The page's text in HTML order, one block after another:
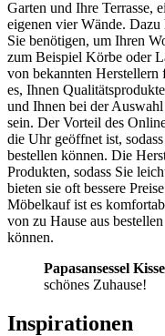
Garten und Ihre Terrasse,
eigenen vier Wände.
Sie benötigen, um Ihren
zum Beispiel Körbe oder
von bekannten
es, Ihnen
und Ihnen bei der
sein. Der Vorteil des
die Uhr geöffnet ist,
bestellen können. Die
Produkten, sodass Sie
bieten sie oft bessere
Möbelkauf ist es
von zu Hause aus
können.
Papasansessel
schönes Zuhause!
Inspirationen